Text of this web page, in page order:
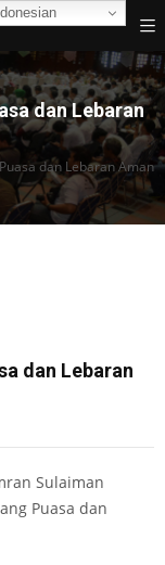
dan Lebaran
dan Lebaran Aman
dan Lebaran
Sulaiman
Puasa dan